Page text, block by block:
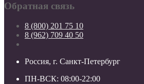
Обратная связь
8 (800) 201 75 10
8 (962) 709 40 50
Россия, г. Санкт-Петербург
ПН-ВСК: 08:00-22:00